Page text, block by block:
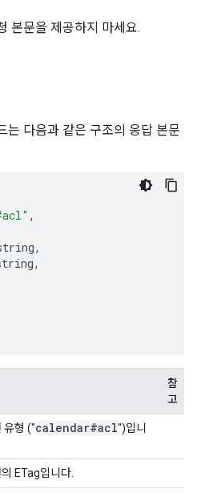
본문을 제공하지 마세요.
는 다음과 같은 구조의 응답 본문
,
,
,
참
고
유형 ("calendar#acl")입니
ETag입니다.